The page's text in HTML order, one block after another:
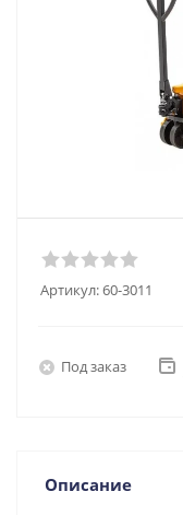
Артикул:60-3011
Под заказ
Описание